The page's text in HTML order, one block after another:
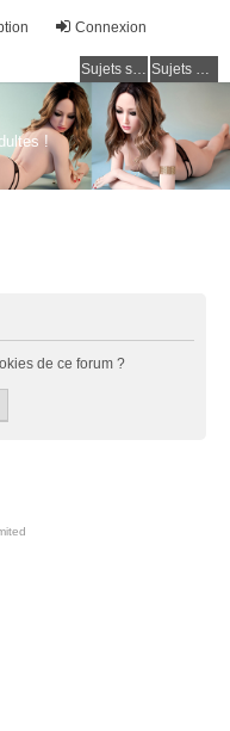
Connexion
Sujets sans réponse Sujets actifs
!
de ce forum ?